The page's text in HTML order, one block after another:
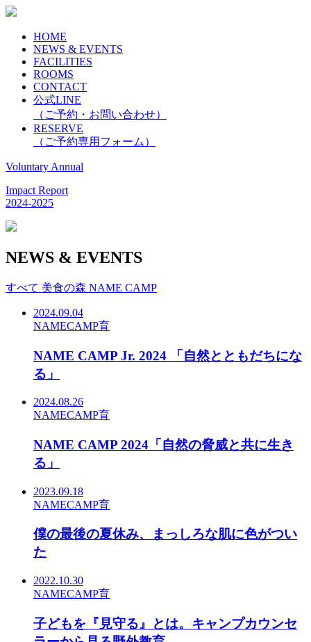
HOME
NEWS & EVENTS
FACILITIES
ROOMS
CONTACT
公式LINE
（ご予約・お問い合わせ）
RESERVE
（ご予約専用フォーム）
Voluntary Annual
Impact Report
2024-2025
NEWS & EVENTS
すべて 美食の森 NAME CAMP
2024.09.04
NAMECAMP育
NAME CAMP Jr. 2024 「自然とともだちにな
る」
2024.08.26
NAMECAMP育
NAME CAMP 2024「自然の脅威と共に生き
る」
2023.09.18
NAMECAMP育
僕の最後の夏休み、まっしろな肌に色がつい
た
2022.10.30
NAMECAMP育
子どもを『見守る』とは。キャンプカウンセ